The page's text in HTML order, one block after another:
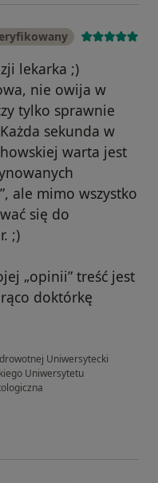
lekarka ;)
nie owija w
tylko sprawnie
sekunda w
warta jest
ale mimo wszystko
się do
;)
„opinii” treść jest
doktórkę
Uniwersytecki
Uniwersytetu